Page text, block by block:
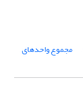
مجموع واحدهای